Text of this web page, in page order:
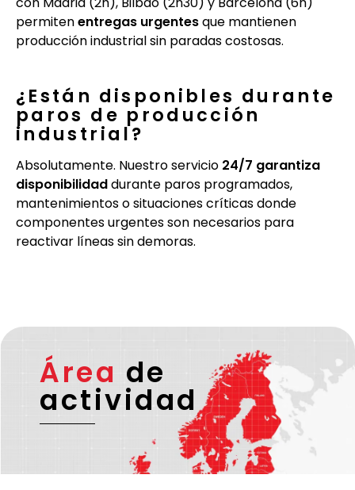
permitenentregas urgentesque mantienen
producción industrial sin paradas costosas.
¿Están disponibles durante
paros de producción
industrial?
Absolutamente. Nuestro servicio 24/7 garantiza
disponibilidaddurante paros programados,
mantenimientos o situaciones críticas donde
componentes urgentes son necesarios para
reactivar líneas sin demoras.
Área de
actividad